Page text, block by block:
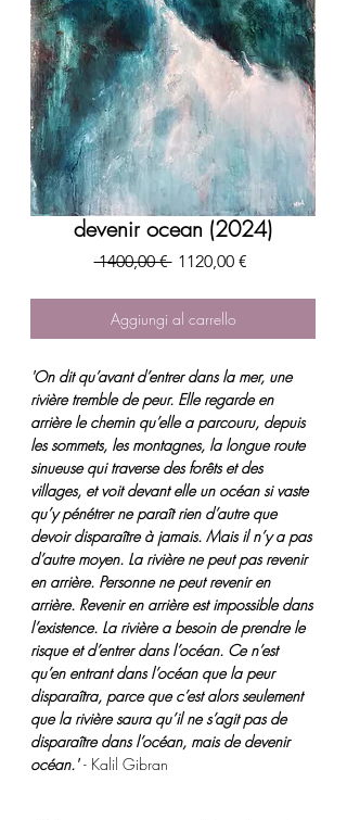
devenir ocean (2024)
1400,00 € Prezzo
1120,00 €Prezzo
Aggiungi al carrello
'On dit qu’avant d’entrer dans la mer, une
rivière tremble de peur. Elle regarde en
arrière le chemin qu’elle a parcouru, depuis
les sommets, les montagnes, la longue route
sinueuse qui traverse des forêts et des
villages, et voit devant elle un océan si vaste
qu’y pénétrer ne paraît rien d’autre que
devoir disparaître à jamais. Mais il n’y a pas
d’autre moyen. La rivière ne peut pas revenir
en arrière. Personne ne peut revenir en
arrière. Revenir en arrière est impossible dans
l’existence. La rivière a besoin de prendre le
risque et d’entrer dans l’océan. Ce n’est
qu’en entrant dans l’océan que la peur
disparaîtra, parce que c’est alors seulement
que la rivière saura qu’il ne s’agit pas de
disparaître dans l’océan, mais de devenir
océan.'- Kalil Gibran